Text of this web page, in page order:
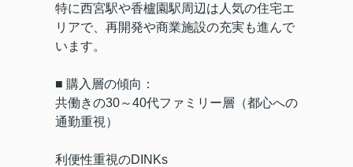
特に西宮駅や香櫨園駅周辺は人気の住宅エ
リアで、再開発や商業施設の充実も進んで
います。
■ 購入層の傾向：
共働きの30～40代ファミリー層（都心への
通勤重視）
利便性重視のDINKs